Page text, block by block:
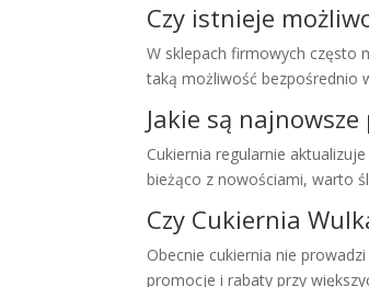
Czy istnieje
W sklepach firmowych często
taką możliwość bezpośrednio
Jakie są
Cukiernia regularnie
bieżąco z nowościami, warto
Czy Cukiernia
Obecnie cukiernia nie
promocje i rabaty przy